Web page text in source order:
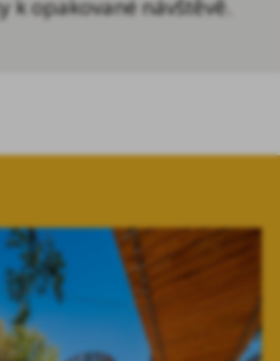
opakované návštěvě.